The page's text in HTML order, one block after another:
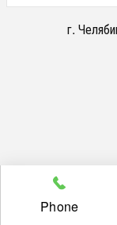
г.
Phone